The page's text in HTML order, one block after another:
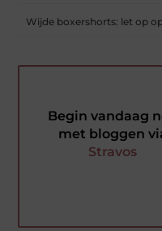
Wijde boxershorts: let op
Begin vandaag
met bloggen
Stravos